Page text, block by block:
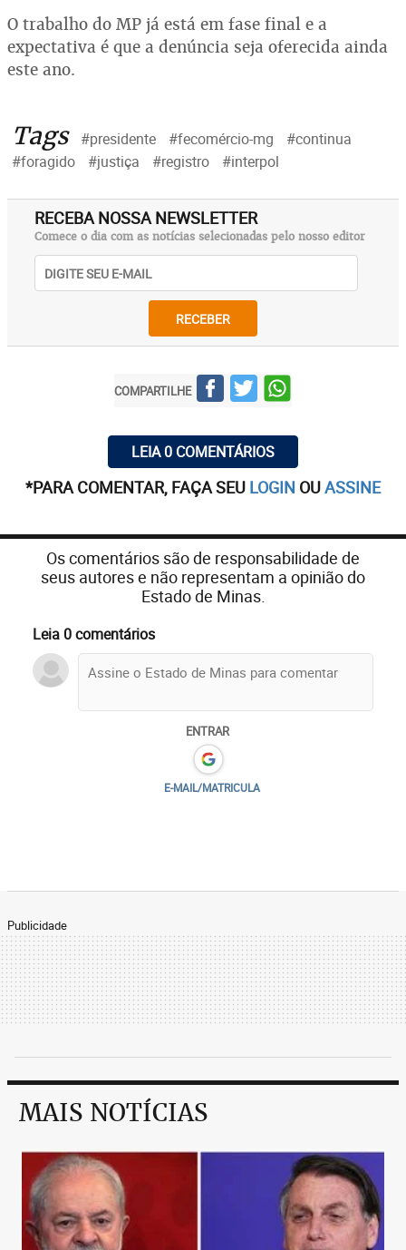
O trabalho do MP já está em fase final e a
expectativa é que a denúncia seja oferecida ainda
este ano.
Tags #presidente #fecomércio-mg
#continua
#foragido
#justiça #registro #interpol
RECEBA NOSSA NEWSLETTER
Comece o dia com as notícias selecionadas pelo nosso editor
RECEBER
COMPARTILHE
LEIA 0 COMENTÁRIOS
*PARA COMENTAR, FAÇA SEU LOGIN OUASSINE
Os comentários são de responsabilidade de
seus autores e não representam a opinião do
Estado de Minas.
Leia 0 comentários
ENTRAR
E-MAIL/MATRICULA
Publicidade
MAIS NOTÍCIAS